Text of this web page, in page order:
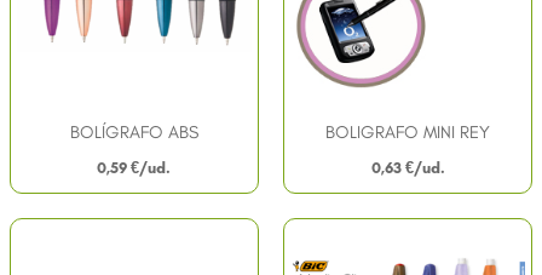
BOLÍGRAFO ABS
0,59 €
BOLIGRAFO MINI REY
0,63 €